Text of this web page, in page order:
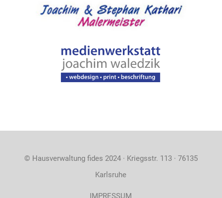
© Hausverwaltung fides 2024 · Kriegsstr. 113 · 76135
Karlsruhe
IMPRESSUM